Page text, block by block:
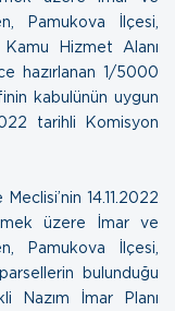
Pamukova İlçesi,
Hizmet Alanı
hazırlanan 1/5000
kabulünün uygun
tarihli Komisyon
14.11.2022
üzere İmar ve
Pamukova İlçesi,
bulunduğu
Nazım İmar Planı